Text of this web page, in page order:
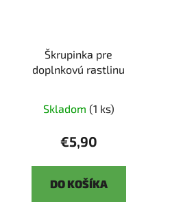
Škrupinka pre
doplnkovú rastlinu
Skladom (1 ks)
€5,90
DO KOŠÍKA